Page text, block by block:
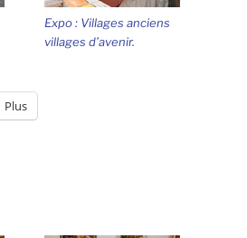
Expo : Villages anciens
villages d’avenir.
Plus